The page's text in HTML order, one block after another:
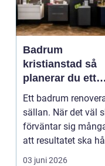
Badrum
kristianstad så
planerar du ett
tryggt och
badrumsprojekt
Ett badrum
sällan. När det väl
förväntar sig
att resultatet ska
i 2030 år...
03 juni 2026